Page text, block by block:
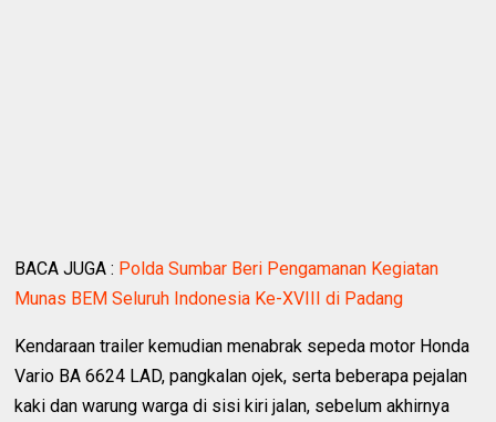
BACA JUGA : Polda Sumbar Beri Pengamanan Kegiatan
Munas BEM Seluruh Indonesia Ke-XVIII di Padang
Kendaraan trailer kemudian menabrak sepeda motor Honda
Vario BA 6624 LAD, pangkalan ojek, serta beberapa pejalan
kaki dan warung warga di sisi kiri jalan, sebelum akhirnya